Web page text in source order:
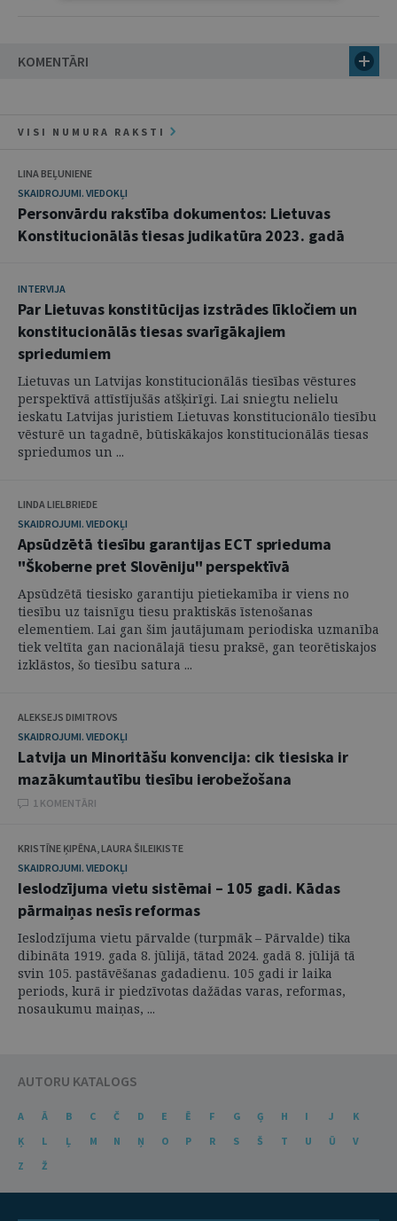
KOMENTĀRI
VISI NUMURA RAKSTI
LINA BEĻUNIENE
SKAIDROJUMI. VIEDOKĻI
Personvārdu rakstība dokumentos: Lietuvas
Konstitucionālās tiesas judikatūra 2023. gadā
INTERVIJA
Par Lietuvas konstitūcijas izstrādes līkločiem un
konstitucionālās tiesas svarīgākajiem
spriedumiem
Lietuvas un Latvijas konstitucionālās tiesības vēstures
perspektīvā attīstījušās atšķirīgi. Lai sniegtu nelielu
ieskatu Latvijas juristiem Lietuvas konstitucionālo tiesību
vēsturē un tagadnē, būtiskākajos konstitucionālās tiesas
spriedumos un ...
LINDA LIELBRIEDE
SKAIDROJUMI. VIEDOKĻI
Apsūdzētā tiesību garantijas ECT sprieduma
"Škoberne pret Slovēniju" perspektīvā
Apsūdzētā tiesisko garantiju pietiekamība ir viens no
tiesību uz taisnīgu tiesu praktiskās īstenošanas
elementiem. Lai gan šim jautājumam periodiska uzmanība
tiek veltīta gan nacionālajā tiesu praksē, gan teorētiskajos
izklāstos, šo tiesību satura ...
ALEKSEJS DIMITROVS
SKAIDROJUMI. VIEDOKĻI
Latvija un Minoritāšu konvencija: cik tiesiska ir
mazākumtautību tiesību ierobežošana
1 KOMENTĀRI
KRISTĪNE ĶIPĒNA, LAURA ŠILEIKISTE
SKAIDROJUMI. VIEDOKĻI
Ieslodzījuma vietu sistēmai – 105 gadi. Kādas
pārmaiņas nesīs reformas
Ieslodzījuma vietu pārvalde (turpmāk – Pārvalde) tika
dibināta 1919. gada 8. jūlijā, tātad 2024. gadā 8. jūlijā tā
svin 105. pastāvēšanas gadadienu. 105 gadi ir laika
periods, kurā ir piedzīvotas dažādas varas, reformas,
nosaukumu maiņas, ...
AUTORU KATALOGS
A Ā B C Č D E Ē F G Ģ H I J
K
Ķ
L Ļ M N Ņ O P R S Š T U Ū
V
Z
Ž